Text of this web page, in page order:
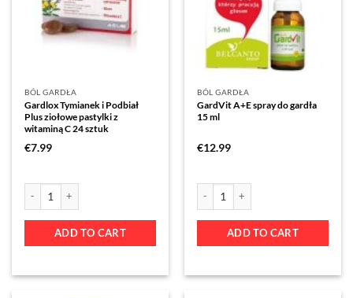
BÓL GARDŁA
Gardlox Tymianek i Podbiał
Plus ziołowe pastylki z
witaminą C 24 sztuk
€7.99
ADD TO CART
BÓL GARDŁA
GardVit A+E spray do gardła
15 ml
€12.99
ADD TO CART